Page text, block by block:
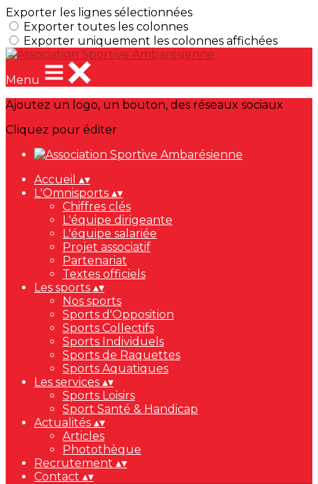
Exporter les lignes sélectionnées
Exporter toutes les colonnes
Exporter uniquement les colonnes affichées
Menu
Ajoutez un logo, un bouton, des réseaux sociaux
Cliquez pour éditer
Accueil ▴▾
L'Omnisports ▴▾
Chiffres clés
L'équipe dirigeante
L'équipe salariée
Projet associatif
Partenariat
Textes officiels
Les sports ▴▾
Nos sports
Sports d'Opposition
Sports Collectifs
Sports Individuels
Sports de Raquettes
Sports Aquatiques
Les services ▴▾
Sports Loisirs
Sport Santé & Handicap
Actualités ▴▾
Articles
Photothèque
Recrutement ▴▾
Contact ▴▾